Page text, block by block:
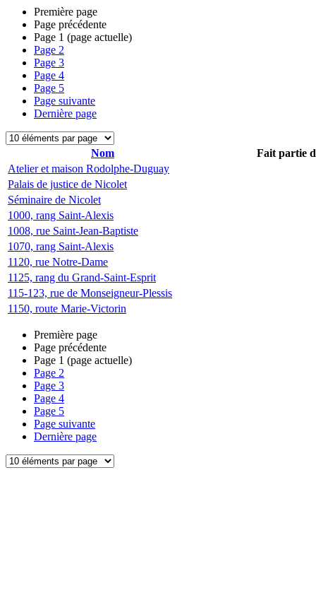
Première page
Page précédente
Page 1 (page actuelle)
Page 2
Page 3
Page 4
Page 5
Page suivante
Dernière page
Nom
Fait partie
Atelier et maison Rodolphe-Duguay
Palais de justice de Nicolet
Séminaire de Nicolet
1000, rang Saint-Alexis
1008, rue Saint-Jean-Baptiste
1070, rang Saint-Alexis
1120, rue Notre-Dame
1125, rang du Grand-Saint-Esprit
115-123, rue de Monseigneur-Plessis
1150, route Marie-Victorin
Première page
Page précédente
Page 1 (page actuelle)
Page 2
Page 3
Page 4
Page 5
Page suivante
Dernière page